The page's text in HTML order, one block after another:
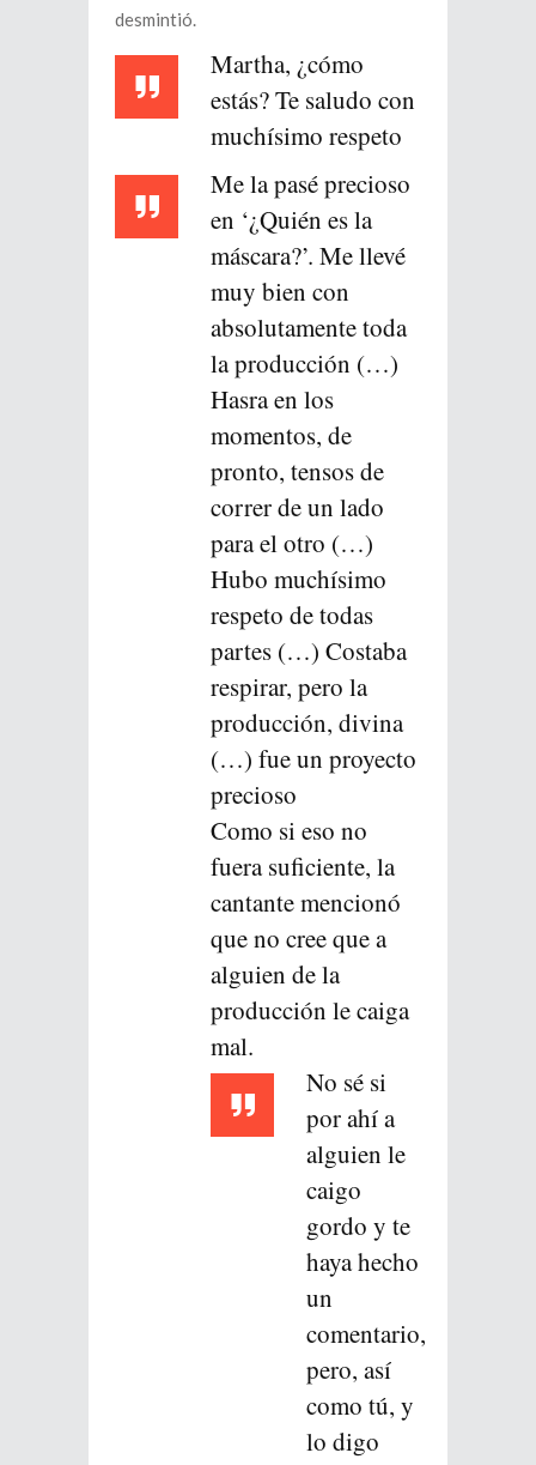
desmintió.
Martha, ¿cómo
estás? Te saludo con
muchísimo respeto
Me la pasé precioso
en ‘¿Quién es la
máscara?’. Me llevé
muy bien con
absolutamente toda
la producción (…)
Hasra en los
momentos, de
pronto, tensos de
correr de un lado
para el otro (…)
Hubo muchísimo
respeto de todas
partes (…) Costaba
respirar, pero la
producción, divina
(…) fue un proyecto
precioso
Como si eso no
fuera suficiente, la
cantante mencionó
que no cree que a
alguien de la
producción le caiga
mal.
No sé si
por ahí a
alguien le
caigo
gordo y te
haya hecho
un
comentario,
pero, así
como tú, y
lo digo